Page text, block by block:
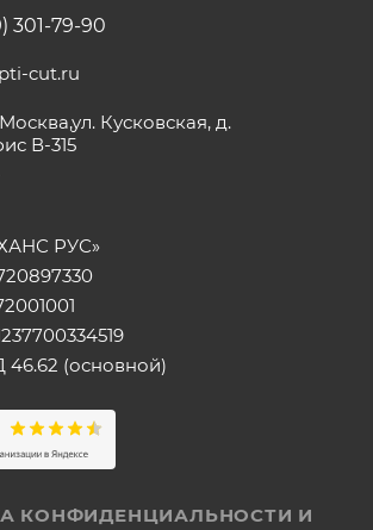
301-79-90
cut.ru
Москва,ул. Кусковская, д.
В-315
РУС»
(основной)
КОНФИДЕНЦИАЛЬНОСТИ И